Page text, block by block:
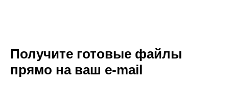
Получите готовые файлы
прямо на ваш e-mail